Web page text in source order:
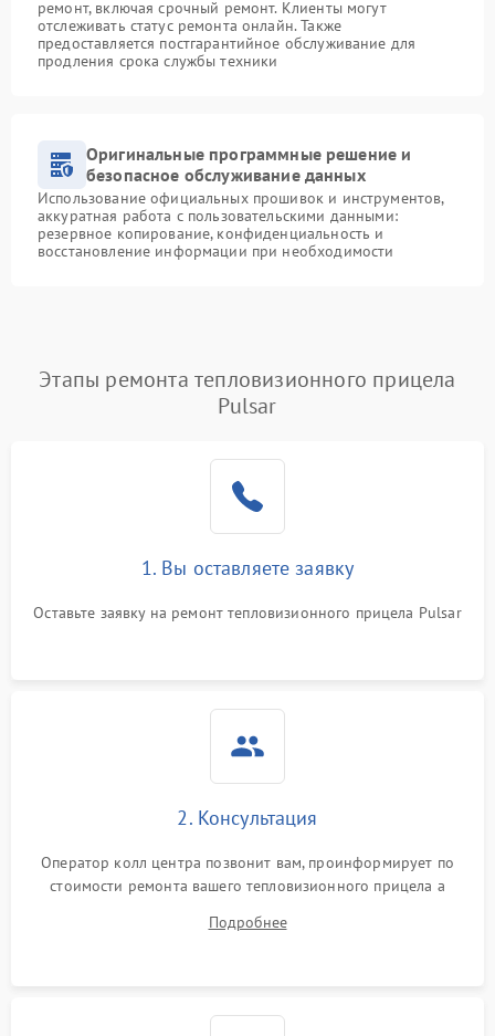
ремонт, включая срочный ремонт. Клиенты могут
отслеживать статус ремонта онлайн. Также
предоставляется постгарантийное обслуживание для
продления срока службы техники
Оригинальные программные решение и
безопасное обслуживание данных
Использование официальных прошивок и инструментов,
аккуратная работа с пользовательскими данными:
резервное копирование, конфиденциальность и
восстановление информации при необходимости
Этапы ремонта тепловизионного прицела
Pulsar
1. Вы оставляете заявку
Оставьте заявку на ремонт тепловизионного прицела Pulsar
2. Консультация
Оператор колл центра позвонит вам, проинформирует по
стоимости ремонта вашего тепловизионного прицела а
Подробнее